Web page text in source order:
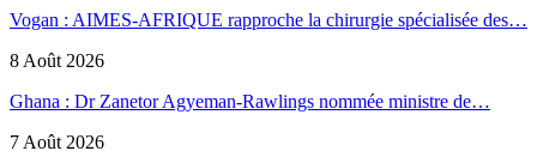
Vogan : AIMES-AFRIQUE rapproche la chirurgie spécialisée des…
8 Août 2026
Ghana : Dr Zanetor Agyeman-Rawlings nommée ministre de…
7 Août 2026